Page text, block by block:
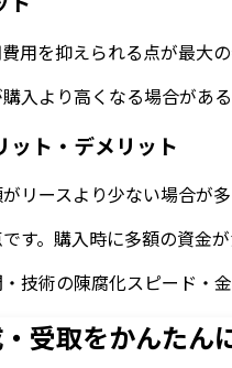
用を抑えられる点が最大
入より高くなる場合があ
ット・デメリット
リースより少ない場合が
す。購入時に多額の資金
技術の陳腐化スピード・
受取をかんたん